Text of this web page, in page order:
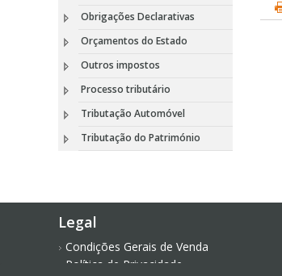
Obrigações Declarativas
Orçamentos do Estado
Outros impostos
Processo tributário
Tributação Automóvel
Tributação do Património
Legal
Condições Gerais de Venda
Política de Privacidade